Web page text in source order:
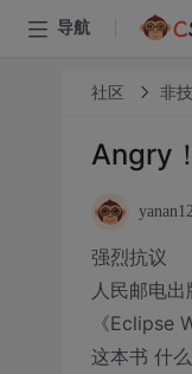
导航
社区 非
Angry
强烈抗议
人民邮电
《Eclipse
这本书 什